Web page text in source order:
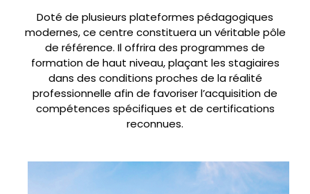
Doté de plusieurs plateformes pédagogiques
modernes, ce centre constituera un véritable pôle
de référence. Il offrira des programmes de
formation de haut niveau, plaçant les stagiaires
dans des conditions proches de la réalité
professionnelle afin de favoriser l’acquisition de
compétences spécifiques et de certifications
reconnues.